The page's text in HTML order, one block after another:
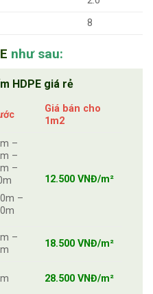
8
như sau:
HDPE giá rẻ
Giá bán cho
1m2
–
–
–
–
12.500 VNĐ/m²
–
18.500 VNĐ/m²
28.500 VNĐ/m²